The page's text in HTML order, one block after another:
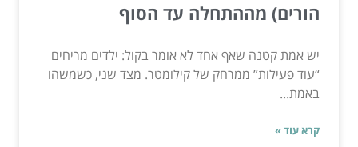
הורים) מההתחלה עד הסוף
יש אמת קטנה שאף אחד לא אומר בקול: ילדים מריחים
“עוד פעילות” ממרחק של קילומטר. מצד שני, כשמשהו
באמת...
קרא עוד »